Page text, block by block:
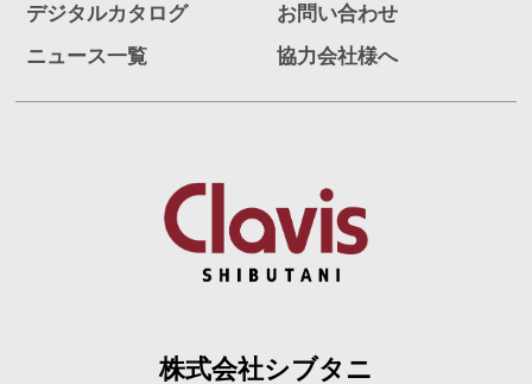
デジタルカタログ
ニュース一覧
お問い合わせ
協力会社様へ
株式会社シブタニ